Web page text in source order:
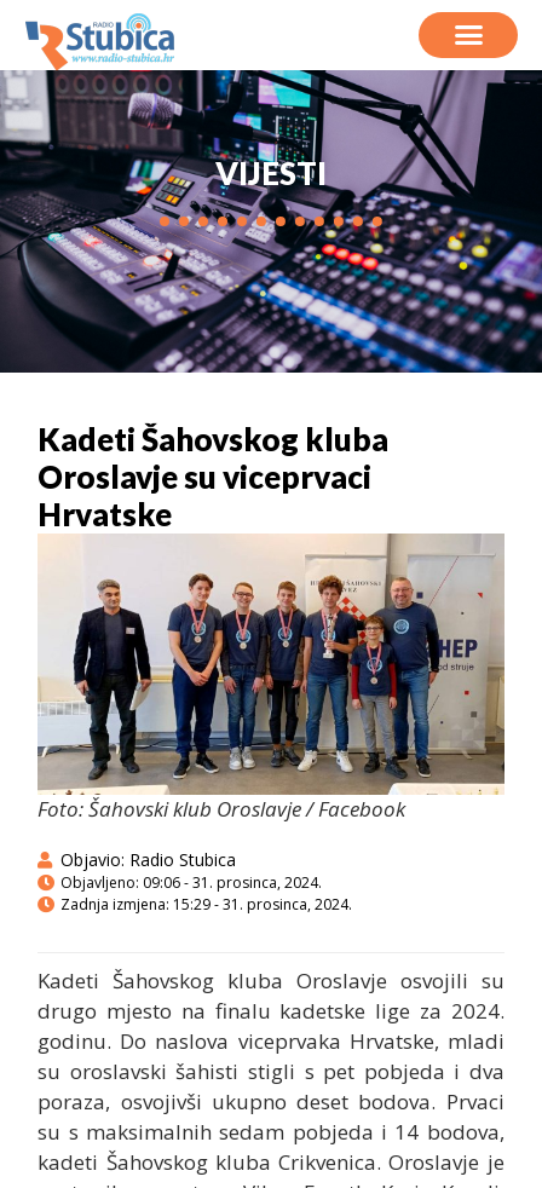
VIJESTI
Kadeti Šahovskog kluba
Oroslavje su viceprvaci
Hrvatske
Foto: Šahovski klub Oroslavje / Facebook
Objavio: Radio Stubica
Objavljeno: 09:06 - 31. prosinca, 2024.
Zadnja izmjena: 15:29 - 31. prosinca, 2024.
Kadeti Šahovskog kluba Oroslavje osvojili su
drugo mjesto na finalu kadetske lige za 2024.
godinu. Do naslova viceprvaka Hrvatske, mladi
su oroslavski šahisti stigli s pet pobjeda i dva
poraza, osvojivši ukupno deset bodova. Prvaci
su s maksimalnih sedam pobjeda i 14 bodova,
kadeti Šahovskog kluba Crikvenica. Oroslavje je